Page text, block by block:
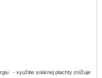
- využitie solárnej plachty znížuje